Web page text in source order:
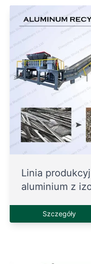
Linia
aluminium z
Szczegóły